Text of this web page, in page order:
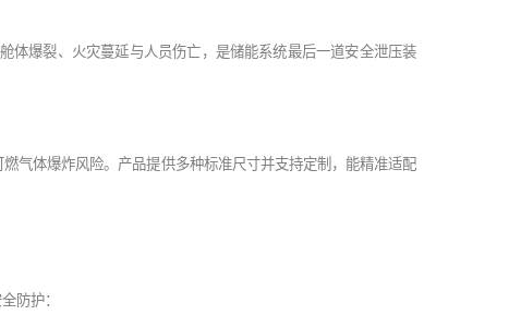
体爆裂、火灾蔓延与人员伤亡，是储能系统最后一道安全泄压装
气体爆炸风险。产品提供多种标准尺寸并支持定制，能精准适配
防护：